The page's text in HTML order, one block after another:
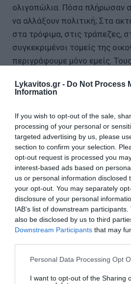
Lykavitos.gr - Do Not Process
Information
If you wish to opt-out of the sale,
processing of your personal or
targeted advertising by us, please
section to confirm your selection.
opt-out request is processed you
interest-based ads based on
us or personal information disclosed
your opt-out. You may separately
disclosure of your personal
IAB’s list of downstream
also be disclosed by us to third
Downstream Participants that may
Please note that this website/app
not limited to your visit or usage
Personal Data Processing Opt
I want to opt-out of the Sharing
ολιγοπώλια. Πόσα πλήρωσαν
να αλλάξουν πολιτική; Στα
στα τρόφιμα, στις τράπεζες,
συγκεκριμένοι τομείς της
περιγράφουμε μόνο εμείς.
και η Τράπεζα της Ελλάδας. Θα
είναι παρατηρητές μίας
αδικίες;
Άρα, το ένα ζήτημα είναι: θα
«συμφωνίες κύριων» που
Γιατί δεν θα καλούσε ο
στο Μαξίμου για να κάνουν
αν δεν υπήρχε ζήτημα
Γιατί τους καλείς, λοιπόν;
πρόβλημα, αλλά δεν λύνεται
παραθεσμικά. Λύνεται
κάθε κρίκο της εφοδιαστικής
στο τέλος, στην τιμή του